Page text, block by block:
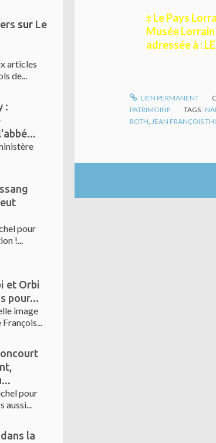
sur Le
articles
de...
:
pour
!...
et Orbi
pour...
image
pour
aussi...
la
‡ Le Pays
Musée
adressée à :
LIEN PERMANENT
PATRIMOINE
TAGS :
ROTH JEAN FRANÇOIS